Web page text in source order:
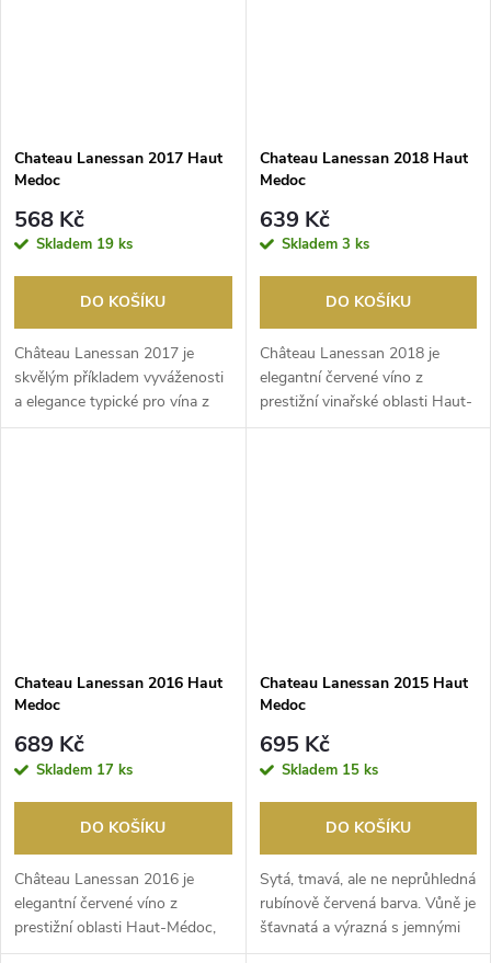
Chateau Lanessan 2017 Haut
Medoc
568 Kč
Skladem 19 ks
DO KOŠÍKU
Château Lanessan 2017 je
skvělým příkladem vyváženosti
a elegance typické pro vína z
apelace Haut-Mé...
Chateau Lanessan 2018 Haut
Medoc
639 Kč
Skladem 3 ks
DO KOŠÍKU
Château Lanessan 2018 je
elegantní červené víno z
prestižní vinařské oblasti Haut-
Médoc v Bordeaux. ...
Chateau Lanessan 2016 Haut
Medoc
689 Kč
Skladem 17 ks
DO KOŠÍKU
Château Lanessan 2016 je
elegantní červené víno z
prestižní oblasti Haut-Médoc,
které dokonale ztěle...
Chateau Lanessan 2015 Haut
Medoc
695 Kč
Skladem 15 ks
DO KOŠÍKU
Sytá, tmavá, ale ne neprůhledná
rubínově červená barva. Vůně je
šťavnatá a výrazná s jemnými
tóny če...